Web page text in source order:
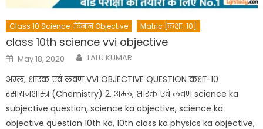
Class 10 Science-विज्ञान Objective Matric [कक्षा-10]
class 10th science vvi objective
Posted
on
May 18, 2020 Author
LALU KUMAR
अम्ल, क्षारक एवं लवण VVI OBJECTIVE QUESTION कक्षा-10
रसायनशास्त्र (Chemistry) 2. अम्ल, क्षारक एवं लवण science ka
subjective question, science ka objective, science ka
objective question 10th ka, 10th class ka physics ka objective,